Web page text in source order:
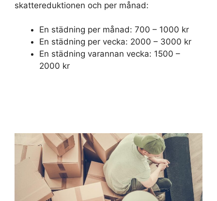
skattereduktionen och per månad:
En städning per månad: 700 – 1000 kr
En städning per vecka: 2000 – 3000 kr
En städning varannan vecka: 1500 –
2000 kr